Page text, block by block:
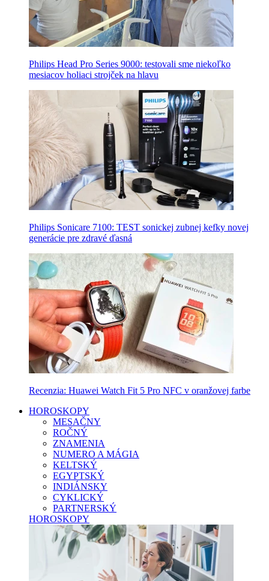
Philips Head Pro Series 9000: testovali sme niekoľko
mesiacov holiaci strojček na hlavu
Philips Sonicare 7100: TEST sonickej zubnej kefky novej
generácie pre zdravé ďasná
Recenzia: Huawei Watch Fit 5 Pro NFC v oranžovej farbe
HOROSKOPY
MESAČNY
ROČNÝ
ZNAMENIA
NUMERO A MÁGIA
KELTSKÝ
EGYPTSKÝ
INDIÁNSKY
CYKLICKÝ
PARTNERSKÝ
HOROSKOPY